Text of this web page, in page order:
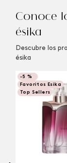
Conoce
ésika
Descubre los
ésika
-5 %
Favoritos Esika
Top Sellers